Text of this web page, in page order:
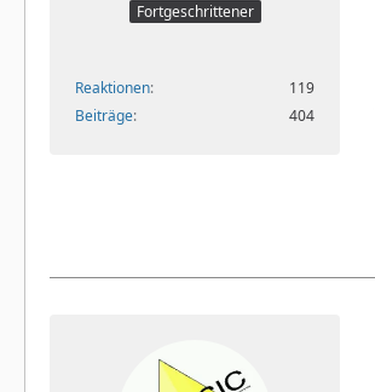
Fortgeschrittener
Reaktionen
119
Beiträge
404